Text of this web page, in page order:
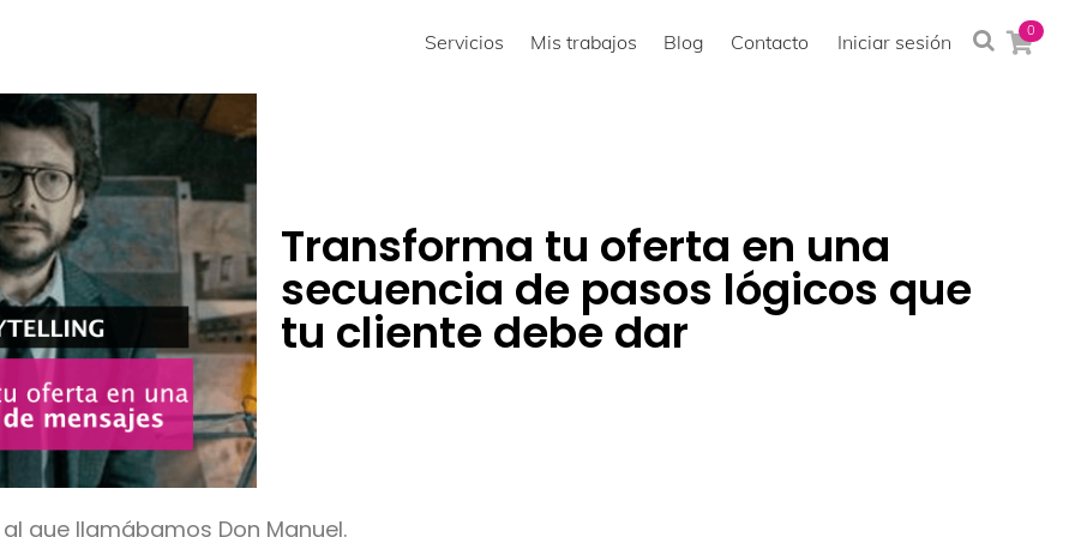
0
Servicios Mis trabajos Blog Contacto Iniciar sesión
Transforma tu oferta en una
secuencia de pasos lógicos que
tu cliente debe dar
que llamábamos Don Manuel.